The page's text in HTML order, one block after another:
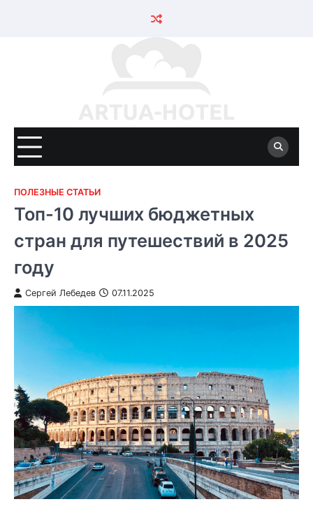
ПОЛЕЗНЫЕ СТАТЬИ
Топ-10 лучших бюджетных
стран для путешествий в 2025
году
Сергей Лебедев 07.11.2025